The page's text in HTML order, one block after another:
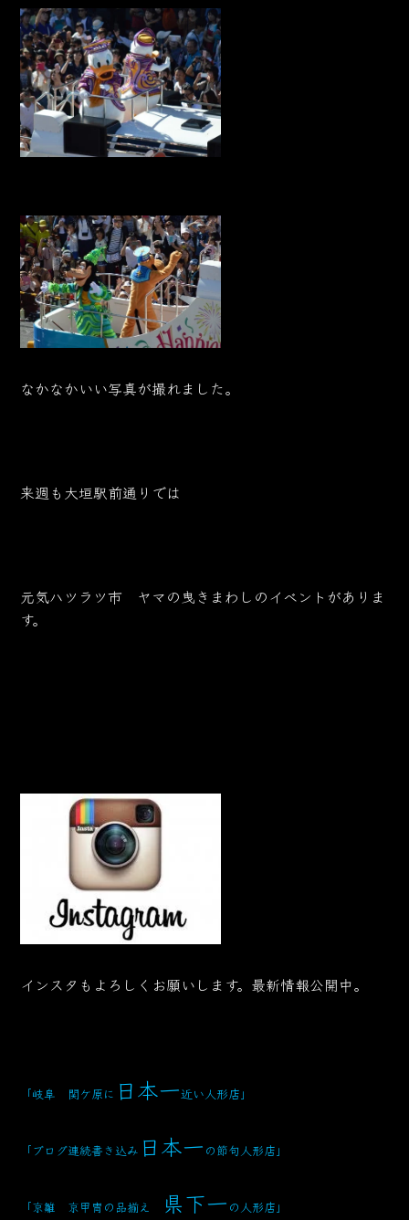
なかなかいい写真が撮れました。
来週も大垣駅前通りでは
元気ハツラツ市 ヤマの曳きまわしのイベントがありま
す。
インスタもよろしくお願いします。最新情報公開中。
「岐阜 関ケ原に 日本一近い人形店 」
「ブログ連続書き込み 日本一 の節句人形店」
「京雛 京甲冑の品揃え 県下一 の人形店」